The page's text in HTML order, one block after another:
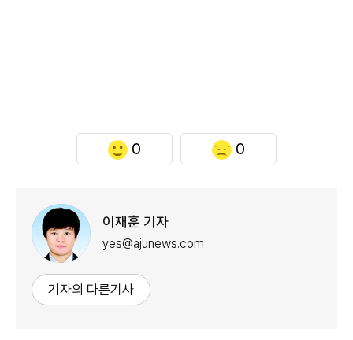
0 0
이재훈 기자
yes@ajunews.com
기자의 다른기사